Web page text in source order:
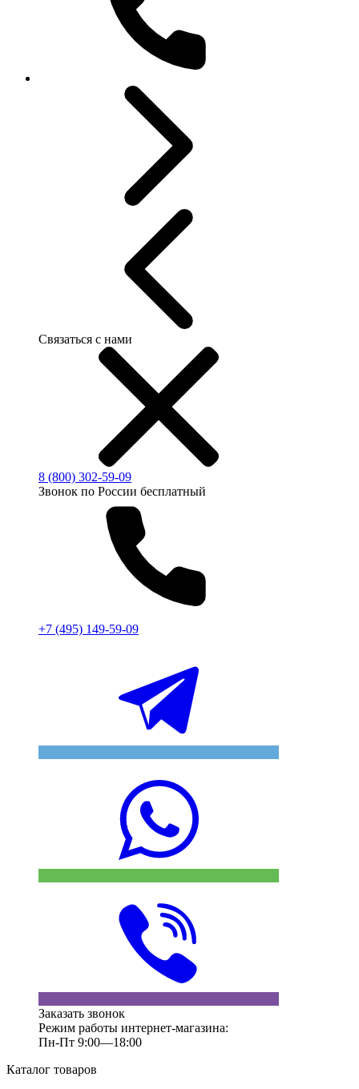
Связаться с нами
8 (800) 302-59-09
Звонок по России бесплатный
+7 (495) 149-59-09
Заказать звонок
Режим работы интернет-магазина:
Пн-Пт 9:00—18:00
Каталог товаров